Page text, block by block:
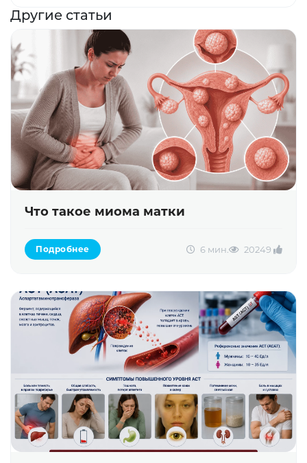
Другие статьи
Что такое миома матки
Подробнее 6 мин. 20249